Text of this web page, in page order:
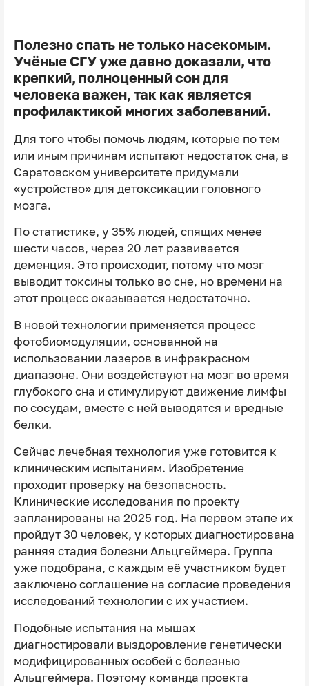
Полезно спать не только насекомым.
Учёные СГУ уже давно доказали, что
крепкий, полноценный сон для
человека важен, так как является
профилактикой многих заболеваний.
Для того чтобы помочь людям, которые по тем
или иным причинам испытают недостаток сна, в
Саратовском университете придумали
«устройство» для детоксикации головного
мозга.
По статистике, у 35% людей, спящих менее
шести часов, через 20 лет развивается
деменция. Это происходит, потому что мозг
выводит токсины только во сне, но времени на
этот процесс оказывается недостаточно.
В новой технологии применяется процесс
фотобиомодуляции, основанной на
использовании лазеров в инфракрасном
диапазоне. Они воздействуют на мозг во время
глубокого сна и стимулируют движение лимфы
по сосудам, вместе с ней выводятся и вредные
белки.
Сейчас лечебная технология уже готовится к
клиническим испытаниям. Изобретение
проходит проверку на безопасность.
Клинические исследования по проекту
запланированы на 2025 год. На первом этапе их
пройдут 30 человек, у которых диагностирована
ранняя стадия болезни Альцгеймера. Группа
уже подобрана, с каждым её участником будет
заключено соглашение на согласие проведения
исследований технологии с их участием.
Подобные испытания на мышах
диагностировали выздоровление генетически
модифицированных особей с болезнью
Альцгеймера. Поэтому команда проекта